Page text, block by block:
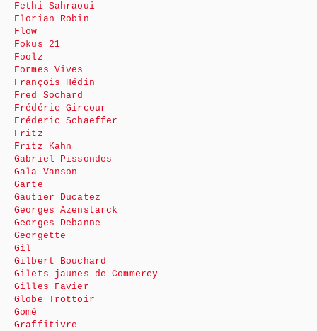
Fethi Sahraoui
Florian Robin
Flow
Fokus 21
Foolz
Formes Vives
François Hédin
Fred Sochard
Frédéric Gircour
Fréderic Schaeffer
Fritz
Fritz Kahn
Gabriel Pissondes
Gala Vanson
Garte
Gautier Ducatez
Georges Azenstarck
Georges Debanne
Georgette
Gil
Gilbert Bouchard
Gilets jaunes de Commercy
Gilles Favier
Globe Trottoir
Gomé
Graffitivre